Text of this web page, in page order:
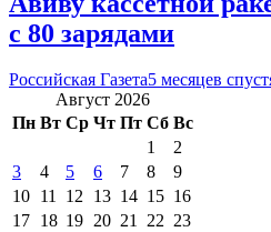
с 80 зарядами
Российская Газета5 месяцев
Август 2026
Пн Вт Ср Чт Пт Сб Вс
1
2
3
4 5 6 7 8
9
10 11 12 13 14 15 16
17 18 19 20 21 22 23